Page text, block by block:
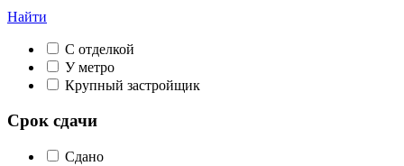
Найти
С отделкой
У метро
Крупный застройщик
Срок сдачи
Сдано